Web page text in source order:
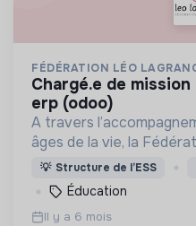
FÉDÉRATION LÉO
chargé.e de mission - projet application
erp (odoo)
A travers
âges de la vie, la
pour l’émancipation de
construction de
civile
💡 Structure de l’ESS
Éducation
Il y a 6 mois